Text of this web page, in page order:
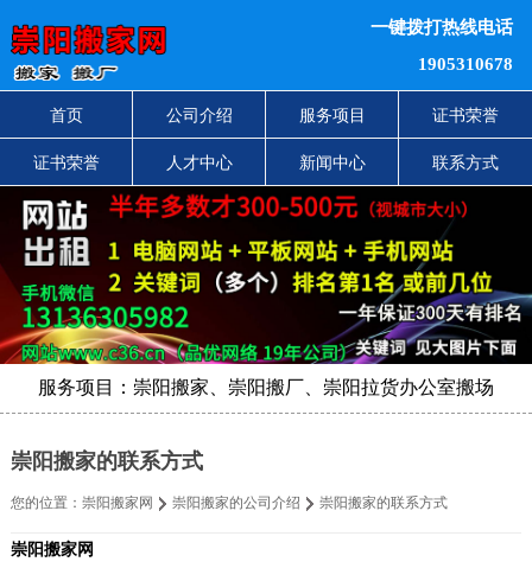
一键拨打热线电话
1905310678
首页 公司介绍 服务项目 证书荣誉
证书荣誉 人才中心 新闻中心 联系方式
服务项目：崇阳搬家、崇阳搬厂、崇阳拉货办公室搬场
崇阳搬家的联系方式
您的位置： 崇阳搬家网 崇阳搬家的公司介绍 崇阳搬家的联系方式
崇阳搬家网